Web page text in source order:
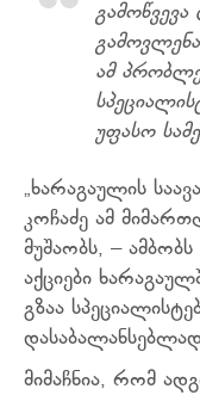
ამ
უფასო
„ხარაგაულის
კოჩაძე ამ
მუშაობს, –
აქციები
გზაა
მიმაჩნია, რომ